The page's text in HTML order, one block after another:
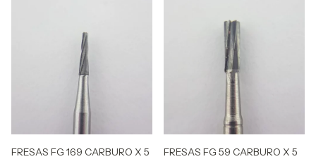
FRESAS FG 169 CARBURO X 5 FRESAS FG 59 CARBURO X 5